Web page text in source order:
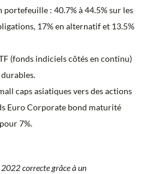
: 40.7% à 44.5% sur les
17% en alternatif et 13.5%
(fonds indiciels côtés en continu)
caps asiatiques vers des actions
Euro Corporate bond maturité
7%.
2022 correcte grâce à un